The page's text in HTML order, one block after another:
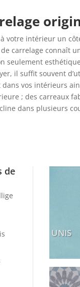
votre intérieur un
carrelage connaît
seulement
il suffit souvent
vos intérieurs
; des carreaux
dans plusieurs
de
UNIS